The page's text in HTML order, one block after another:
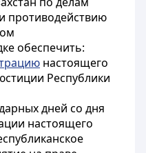
противодействию
обеспечить:
настоящего
Республики
дней со дня
настоящего